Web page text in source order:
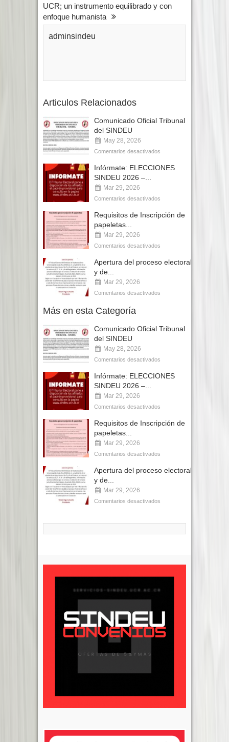
UCR; un instrumento equilibrado y con
enfoque humanista
adminsindeu
Articulos Relacionados
Comunicado Oficial Tribunal
del SINDEU
May 28, 2026
Comentarios desactivados
Infórmate: ELECCIONES
SINDEU 2026 –...
Mar 29, 2026
Comentarios desactivados
Requisitos de Inscripción de
papeletas...
Mar 29, 2026
Comentarios desactivados
Apertura del proceso electoral
y de...
Mar 29, 2026
Comentarios desactivados
Más en esta Categoría
Comunicado Oficial Tribunal
del SINDEU
May 28, 2026
Comentarios desactivados
Infórmate: ELECCIONES
SINDEU 2026 –...
Mar 29, 2026
Comentarios desactivados
Requisitos de Inscripción de
papeletas...
Mar 29, 2026
Comentarios desactivados
Apertura del proceso electoral
y de...
Mar 29, 2026
Comentarios desactivados